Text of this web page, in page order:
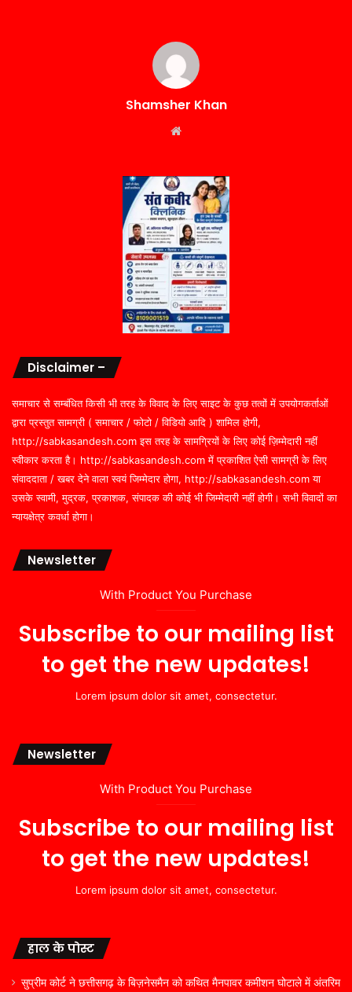
Shamsher Khan
Disclaimer –
समाचार से सम्बंधित किसी भी तरह के विवाद के लिए साइट के कुछ तत्वों में उपयोगकर्ताओं
द्वारा प्रस्तुत सामग्री ( समाचार / फोटो / विडियो आदि ) शामिल होगी,
http://sabkasandesh.com इस तरह के सामग्रियों के लिए कोई ज़िम्मेदारी नहीं
स्वीकार करता है। http://sabkasandesh.com में प्रकाशित ऐसी सामग्री के लिए
संवाददाता / खबर देने वाला स्वयं जिम्मेदार होगा, http://sabkasandesh.com या
उसके स्वामी, मुद्रक, प्रकाशक, संपादक की कोई भी जिम्मेदारी नहीं होगी। सभी विवादों का
न्यायक्षेत्र कवर्धा होगा।
Newsletter
With Product You Purchase
Subscribe to our mailing list
to get the new updates!
Lorem ipsum dolor sit amet, consectetur.
Newsletter
With Product You Purchase
Subscribe to our mailing list
to get the new updates!
Lorem ipsum dolor sit amet, consectetur.
हाल के पोस्ट
सुप्रीम कोर्ट ने छत्तीसगढ़ के बिज़नेसमैन को कथित मैनपावर कमीशन घोटाले में अंतरिम